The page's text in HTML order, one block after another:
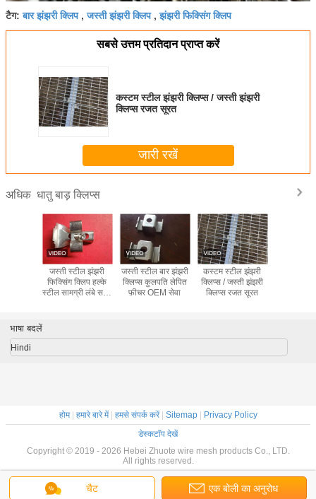
टैग:बार झंझरी क्लिप,जस्ती झंझरी क्लिप,झंझरी फिक्सिंग क्लिप
सबसे उत्तम प्रतिदान प्राप्त करें
कस्टम स्टील झंझरी क्लिप्स / जस्ती झंझरी
क्लिप्स रजत सूरत
जारी रखें
अधिक धातु बाड़ क्लिप्स
जस्ती स्टील झंझरी
फिक्सिंग क्लिप हल्के
स्टील सामग्री लंबे समय
जस्ती स्टील बार झंझरी
क्लिप्स कुलपति लेपित
फ़ीचर OEM सेवा
कस्टम स्टील झंझरी
क्लिप्स / जस्ती झंझरी
क्लिप्स रजत सूरत
चैट एक बोली का अनुरोध
भाषा बदलें
Hindi
होम| हमारे बारे में| हमसे संपर्क करें| Sitemap| Privacy Policy
डेस्कटॉप देखें
Copyright © 2019 - 2026 Hebei Zhuote wire mesh products Co., LTD.
All rights reserved.